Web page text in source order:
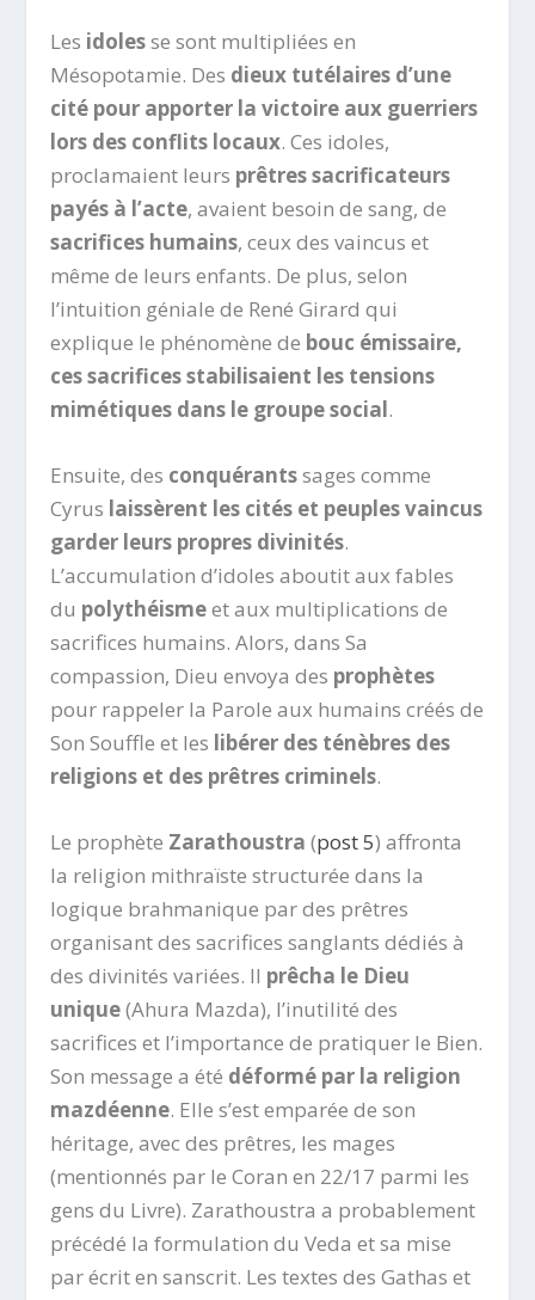
Les idolesse sont multipliées en
Mésopotamie. Des dieux tutélaires d’une
cité pour apporter la victoire aux guerriers
lors des conflits locaux. Ces idoles,
proclamaient leurs prêtres sacrificateurs
payés à l’acte, avaient besoin de sang, de
sacrifices humains, ceux des vaincus et
même de leurs enfants. De plus, selon
l’intuition géniale de René Girard qui
explique le phénomène de bouc émissaire,
ces sacrifices stabilisaient les tensions
mimétiques dans le groupe social.
Ensuite, des conquérantssages comme
Cyrus laissèrent les cités et peuples vaincus
garder leurs propres divinités.
L’accumulation d’idoles aboutit aux fables
du polythéismeet aux multiplications de
sacrifices humains. Alors, dans Sa
compassion, Dieu envoya des prophètes
pour rappeler la Parole aux humains créés de
Son Souffle et les libérer des ténèbres des
religions et des prêtres criminels.
Le prophète Zarathoustra (post 5) affronta
la religion mithraïste structurée dans la
logique brahmanique par des prêtres
organisant des sacrifices sanglants dédiés à
des divinités variées. Il prêcha le Dieu
unique(Ahura Mazda), l’inutilité des
sacrifices et l’importance de pratiquer le Bien.
Son message a été déformé par la religion
mazdéenne. Elle s’est emparée de son
héritage, avec des prêtres, les mages
(mentionnés par le Coran en 22/17 parmi les
gens du Livre). Zarathoustra a probablement
précédé la formulation du Veda et sa mise
par écrit en sanscrit. Les textes des Gathas et